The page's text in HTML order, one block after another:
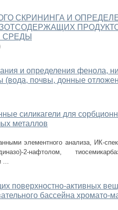
СКРИНИНГА И
и определения фенола,
(вода, почвы, донные
силикагели для
металлов
элементного анализа, ИК-
2-нафтолом,
...
поверхностно-активных
бассейна хромато-